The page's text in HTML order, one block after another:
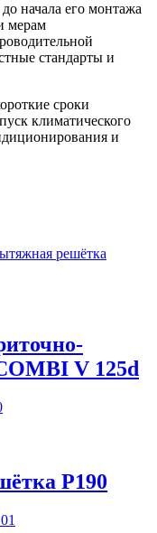
начала его монтажа
мерам
стандарты и
сроки
климатического
и
V 125d
P190